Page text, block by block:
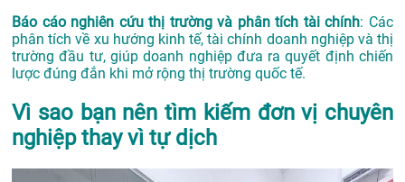
Báo cáo nghiên cứu thị trường và phân tích tài chính: Các
phân tích về xu hướng kinh tế, tài chính doanh nghiệp và thị
trường đầu tư, giúp doanh nghiệp đưa ra quyết định chiến
lược đúng đắn khi mở rộng thị trường quốc tế.
Vì sao bạn nên tìm kiếm đơn vị chuyên
nghiệp thay vì tự dịch